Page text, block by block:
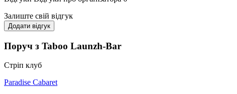
Залиште свій відгук
Додати відгук
Поруч з Taboo Launzh-Bar
Стріп клуб
Paradise Cabaret